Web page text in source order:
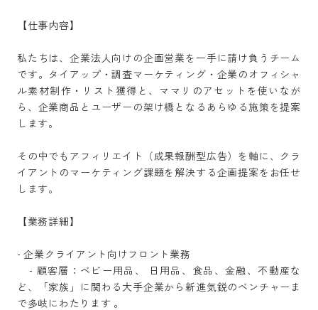
【仕事内容】
私たちは、企業法人向けの企画営業を一手に請け負うチーム
です。タイアップ・調査マーケティング・企業のオフィシャ
ル素材制作・リスト獲得と、ママリのアセットを使いなが
ら、企業商品とユーザーの架け橋となるあらゆる施策を提案
します。
その中でもアフィリエイト（成果報酬型広告）を軸に、クラ
イアントのマーケティング課題を解決する企画提案をお任せ
します。
【業務詳細】
- 企業クライアント向けフロント業務
ど、「家族」に関わる大手企業から新進気鋭のベンチャーま
で多岐にわたります 。